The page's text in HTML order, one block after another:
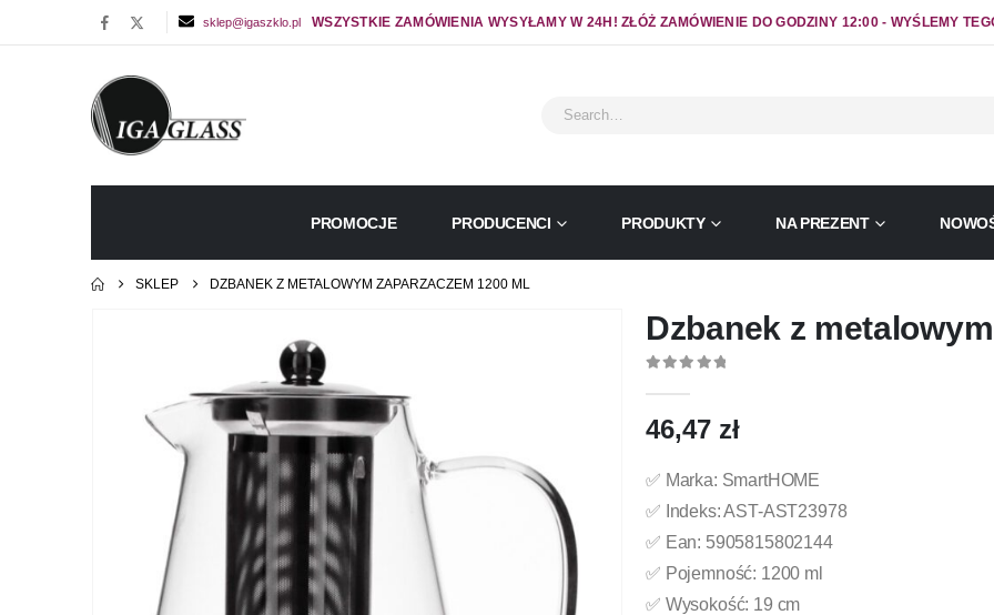
sklep@igaszklo.pl WSZYSTKIE ZAMÓWIENIA WYSYŁAMY W 24H! ZŁÓŻ ZAMÓWIENIE DO GODZINY 12:00 - WYŚLEMY
PROMOCJE PRODUCENCI PRODUKTY NA PREZENT
SKLEP DZBANEK Z METALOWYM ZAPARZACZEM 1200 ML
Dzbanek z
46,47 zł
✅ Marka: SmartHOME
✅ Indeks: AST-AST23978
✅ Ean: 5905815802144
✅ Pojemność: 1200 ml
✅ Wysokość: 19 cm